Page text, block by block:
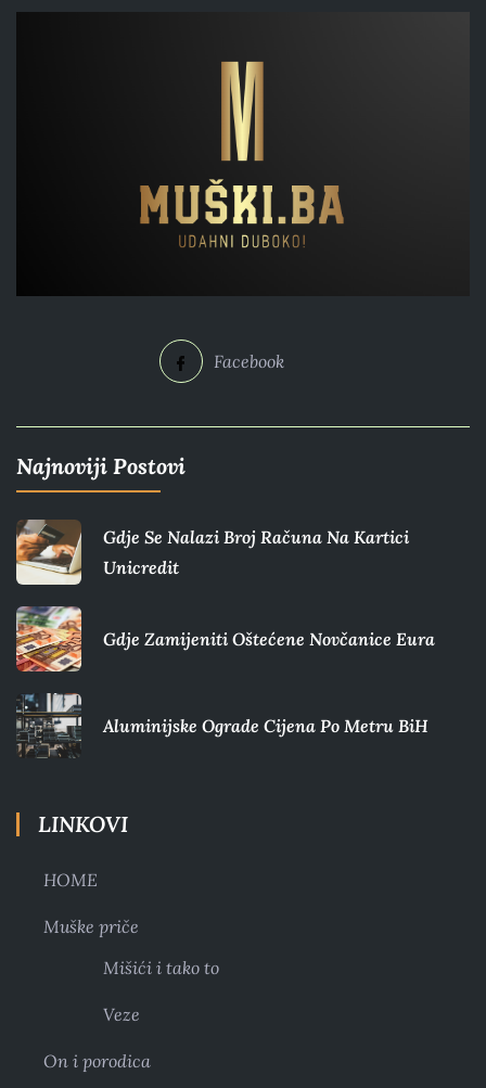
Facebook
Najnoviji Postovi
Gdje Se Nalazi Broj Računa Na Kartici
Unicredit
Gdje Zamijeniti Oštećene Novčanice Eura​
Aluminijske Ograde Cijena Po Metru BiH
LINKOVI
HOME
Muške priče
Mišići i tako to
Veze
On i porodica